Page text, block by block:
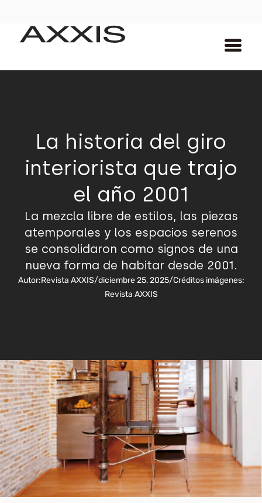
La historia del giro
interiorista que trajo
el año 2001
La mezcla libre de estilos, las piezas
atemporales y los espacios serenos
se consolidaron como signos de una
nueva forma de habitar desde 2001.
Autor:Revista AXXIS/diciembre 25, 2025/Créditos imágenes:
Revista AXXIS